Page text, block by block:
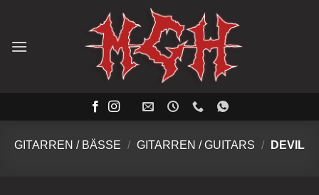
springen
GITARREN / BÄSSE / GITARREN / GUITARS / DEVIL